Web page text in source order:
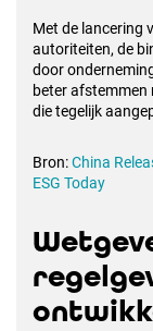
Met de lancering
autoriteiten, de
door
beter afstemmen
die tegelijk
Bron:China
ESG Today